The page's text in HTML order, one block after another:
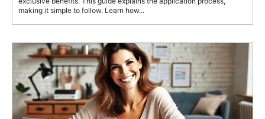
making it simple to follow. Learn how...